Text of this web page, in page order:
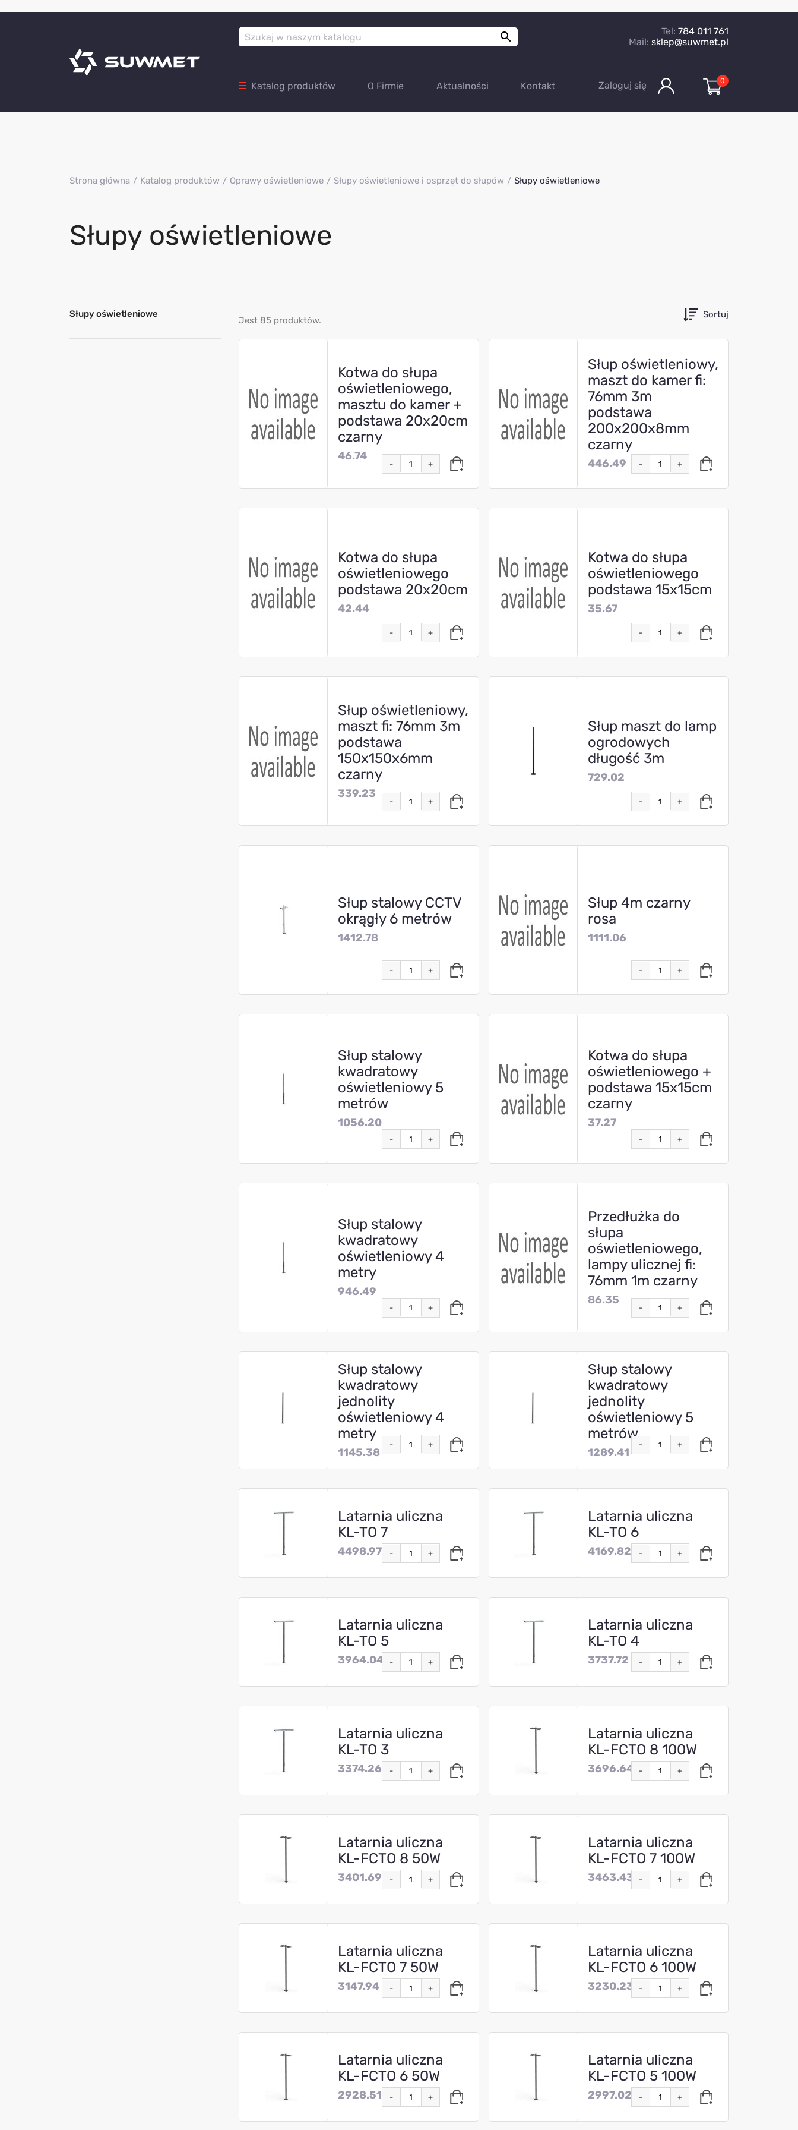
 Tel: 784 011 761
Mail: sklep@suwmet.pl
Katalog produktów O Firmie Aktualności Kontakt Zaloguj się 0
Strona główna Katalog produktów Oprawy oświetleniowe Słupy oświetleniowe i osprzęt do słupów Słupy oświetleniowe
Słupy oświetleniowe
Słupy oświetleniowe
Jest 85 produktów.
Sortuj
Kotwa do słupa
oświetleniowego,
masztu do kamer +
podstawa 20x20cm
czarny
46.74
- +
Słup oświetleniowy,
maszt do kamer fi:
76mm 3m
podstawa
200x200x8mm
czarny
446.49 - +
Kotwa do słupa
oświetleniowego
podstawa 20x20cm
42.44
- +
Kotwa do słupa
oświetleniowego
podstawa 15x15cm
35.67
- +
Słup oświetleniowy,
maszt fi: 76mm 3m
podstawa
150x150x6mm
czarny
339.23
- +
Słup maszt do lamp
ogrodowych
długość 3m
729.02
- +
Słup stalowy CCTV
okrągły 6 metrów
1412.78
- +
Słup 4m czarny
rosa
1111.06
- +
Słup stalowy
kwadratowy
oświetleniowy 5
metrów
1056.20
- +
Kotwa do słupa
oświetleniowego +
podstawa 15x15cm
czarny
37.27
- +
Słup stalowy
kwadratowy
oświetleniowy 4
metry
946.49
- +
Przedłużka do
słupa
oświetleniowego,
lampy ulicznej fi:
76mm 1m czarny
86.35
- +
Słup stalowy
kwadratowy
jednolity
oświetleniowy 4
metry
1145.38
- +
Słup stalowy
kwadratowy
jednolity
oświetleniowy 5
metrów
1289.41
- +
Latarnia uliczna
KL-TO 7
4498.97 - +
Latarnia uliczna
KL-TO 6
4169.82 - +
Latarnia uliczna
KL-TO 5
3964.04 - +
Latarnia uliczna
KL-TO 4
3737.72 - +
Latarnia uliczna
KL-TO 3
3374.26 - +
Latarnia uliczna
KL-FCTO 8 100W
3696.64 - +
Latarnia uliczna
KL-FCTO 8 50W
3401.69 - +
Latarnia uliczna
KL-FCTO 7 100W
3463.43 - +
Latarnia uliczna
KL-FCTO 7 50W
3147.94 - +
Latarnia uliczna
KL-FCTO 6 100W
3230.23 - +
Latarnia uliczna
KL-FCTO 6 50W
2928.51 - +
Latarnia uliczna
KL-FCTO 5 100W
2997.02 - +